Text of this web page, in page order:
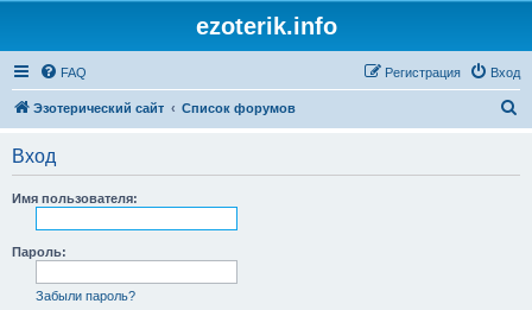
ezoterik.info
FAQ Вход
Регистрация
Эзотерический сайт Список форумов
Вход
Имя пользователя:
Пароль:
Забыли пароль?